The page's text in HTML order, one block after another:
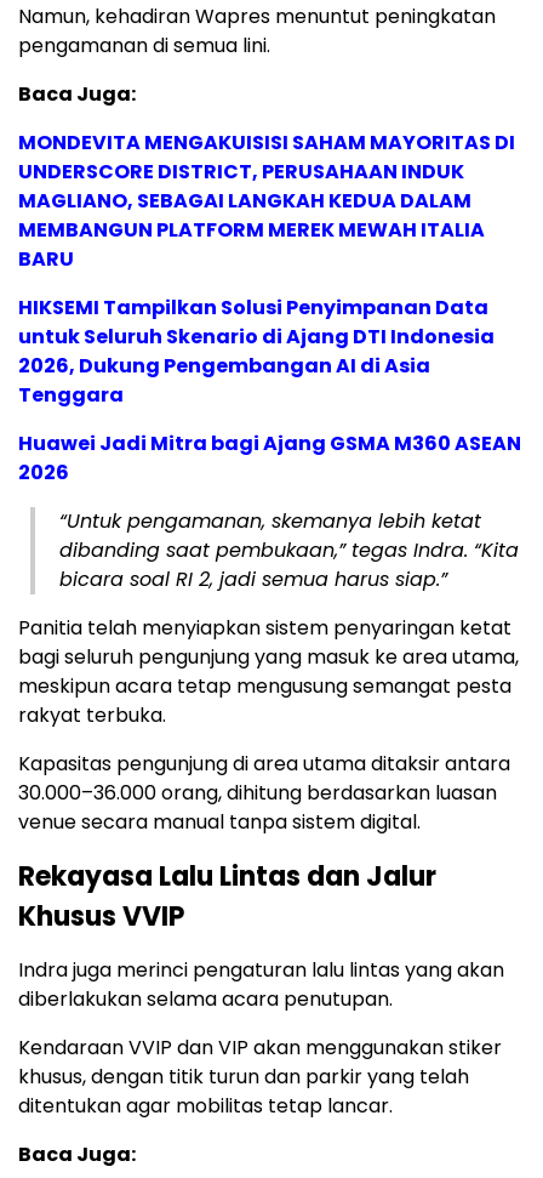
Namun, kehadiran Wapres menuntut peningkatan
pengamanan di semua lini.
Baca Juga:
MONDEVITA MENGAKUISISI SAHAM MAYORITAS DI
UNDERSCORE DISTRICT, PERUSAHAAN INDUK
MAGLIANO, SEBAGAI LANGKAH KEDUA DALAM
MEMBANGUN PLATFORM MEREK MEWAH ITALIA
BARU
HIKSEMI Tampilkan Solusi Penyimpanan Data
untuk Seluruh Skenario di Ajang DTI Indonesia
2026, Dukung Pengembangan AI di Asia
Tenggara
Huawei Jadi Mitra bagi Ajang GSMA M360 ASEAN
2026
“Untuk pengamanan, skemanya lebih ketat
dibanding saat pembukaan,” tegas Indra. “Kita
bicara soal RI 2, jadi semua harus siap.”
Panitia telah menyiapkan sistem penyaringan ketat
bagi seluruh pengunjung yang masuk ke area utama,
meskipun acara tetap mengusung semangat pesta
rakyat terbuka.
Kapasitas pengunjung di area utama ditaksir antara
30.000–36.000 orang, dihitung berdasarkan luasan
venue secara manual tanpa sistem digital.
Rekayasa Lalu Lintas dan Jalur
Khusus VVIP
Indra juga merinci pengaturan lalu lintas yang akan
diberlakukan selama acara penutupan.
Kendaraan VVIP dan VIP akan menggunakan stiker
khusus, dengan titik turun dan parkir yang telah
ditentukan agar mobilitas tetap lancar.
Baca Juga: